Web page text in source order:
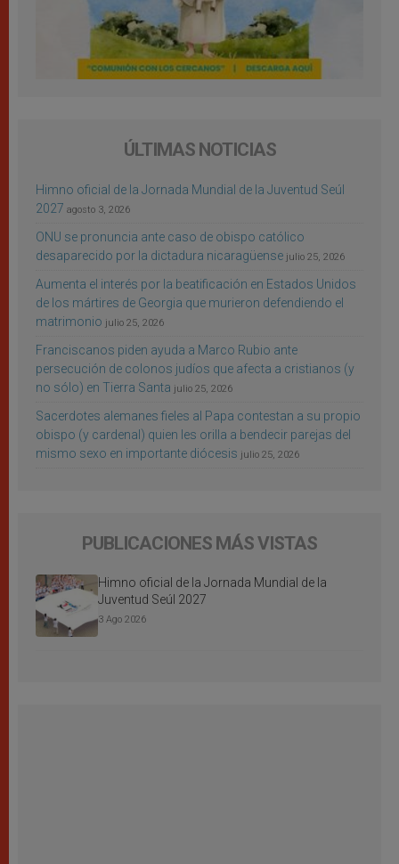
ÚLTIMAS NOTICIAS
Himno oficial de la Jornada Mundial de la Juventud Seúl
2027 agosto 3, 2026
ONU se pronuncia ante caso de obispo católico
desaparecido por la dictadura nicaragüense julio 25, 2026
Aumenta el interés por la beatificación en Estados Unidos
de los mártires de Georgia que murieron defendiendo el
matrimonio julio 25, 2026
Franciscanos piden ayuda a Marco Rubio ante
persecución de colonos judíos que afecta a cristianos (y
no sólo) en Tierra Santa julio 25, 2026
Sacerdotes alemanes fieles al Papa contestan a su propio
obispo (y cardenal) quien les orilla a bendecir parejas del
mismo sexo en importante diócesis julio 25, 2026
PUBLICACIONES MÁS VISTAS
Himno oficial de la Jornada Mundial de la
Juventud Seúl 2027
3 Ago 2026